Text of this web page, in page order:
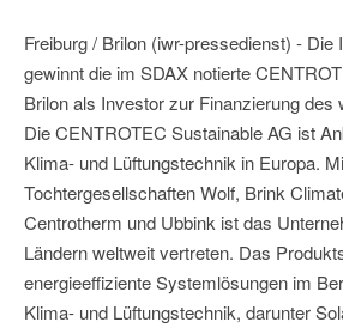
Freiburg / Brilon (iwr-pressedienst) - Die
gewinnt die im SDAX notierte
Brilon als Investor zur Finanzierung des
Die CENTROTEC Sustainable AG ist
Klima- und Lüftungstechnik in Europa.
Tochtergesellschaften Wolf, Brink
Centrotherm und Ubbink ist das
Ländern weltweit vertreten. Das
energieeffiziente Systemlösungen im
Klima- und Lüftungstechnik, darunter